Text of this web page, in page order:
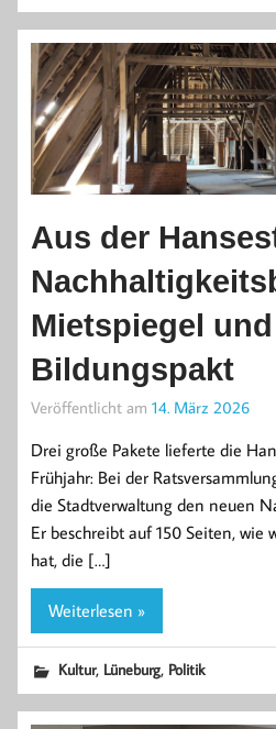
Aus der
Mietspiegel und
Bildungspakt
Veröffentlicht am 14. März 2026
Drei große Pakete lieferte die
Frühjahr: Bei der
die Stadtverwaltung den neuen
Er beschreibt auf 150 Seiten, wie
hat, die […]
Weiterlesen »
Kultur, Lüneburg, Politik